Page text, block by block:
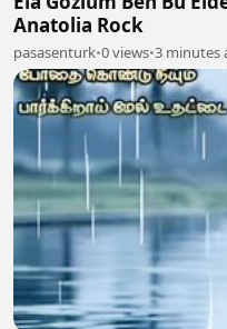
Anatolia Rock
pasasenturk•0 views•3 minutes